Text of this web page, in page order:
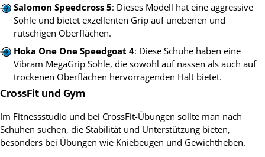
Salomon Speedcross 5: Dieses Modell hat eine aggressive
Sohle und bietet exzellenten Grip auf unebenen und
rutschigen Oberflächen.
Hoka One One Speedgoat 4: Diese Schuhe haben eine
Vibram MegaGrip Sohle, die sowohl auf nassen als auch auf
trockenen Oberflächen hervorragenden Halt bietet.
CrossFit und Gym
Im Fitnessstudio und bei CrossFit-Übungen sollte man nach
Schuhen suchen, die Stabilität und Unterstützung bieten,
besonders bei Übungen wie Kniebeugen und Gewichtheben.